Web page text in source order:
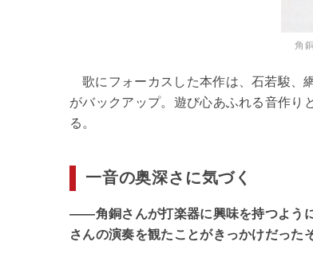
角
歌にフォーカスした本作は、石若駿、
がバックアップ。遊び心あふれる音作り
る。
一音の奥深さに気づく
――角銅さんが打楽器に興味を持つよう
さんの演奏を観たことがきっかけだった